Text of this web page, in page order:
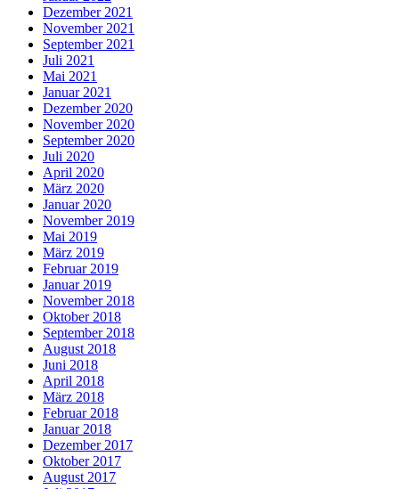
Dezember 2021
November 2021
September 2021
Juli 2021
Mai 2021
Januar 2021
Dezember 2020
November 2020
September 2020
Juli 2020
April 2020
März 2020
Januar 2020
November 2019
Mai 2019
März 2019
Februar 2019
Januar 2019
November 2018
Oktober 2018
September 2018
August 2018
Juni 2018
April 2018
März 2018
Februar 2018
Januar 2018
Dezember 2017
Oktober 2017
August 2017